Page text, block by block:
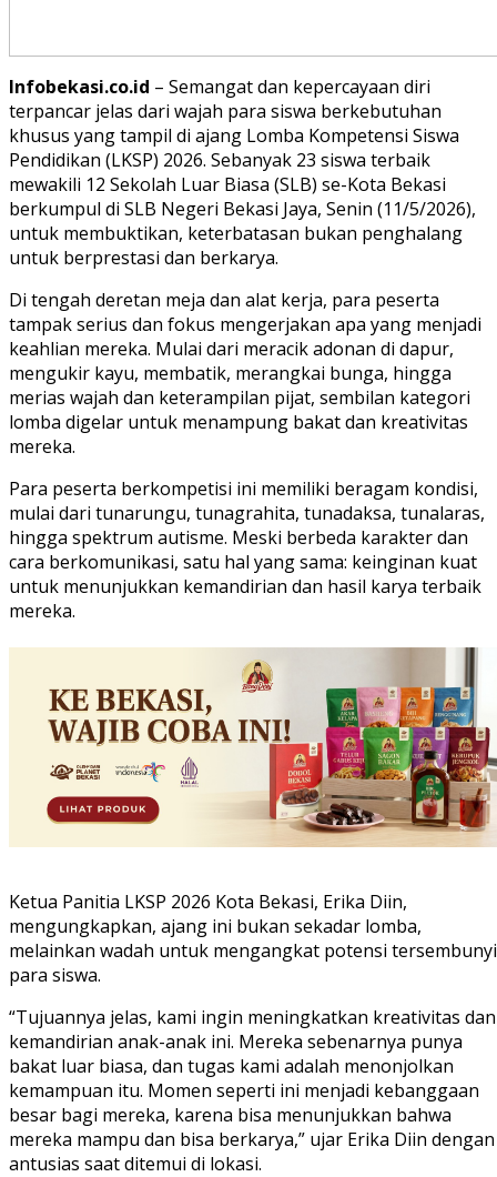
Infobekasi.co.id – Semangat dan kepercayaan diri
terpancar jelas dari wajah para siswa berkebutuhan
khusus yang tampil di ajang Lomba Kompetensi Siswa
Pendidikan (LKSP) 2026. Sebanyak 23 siswa terbaik
mewakili 12 Sekolah Luar Biasa (SLB) se-Kota Bekasi
berkumpul di SLB Negeri Bekasi Jaya, Senin (11/5/2026),
untuk membuktikan, keterbatasan bukan penghalang
untuk berprestasi dan berkarya.
Di tengah deretan meja dan alat kerja, para peserta
tampak serius dan fokus mengerjakan apa yang menjadi
keahlian mereka. Mulai dari meracik adonan di dapur,
mengukir kayu, membatik, merangkai bunga, hingga
merias wajah dan keterampilan pijat, sembilan kategori
lomba digelar untuk menampung bakat dan kreativitas
mereka.
Para peserta berkompetisi ini memiliki beragam kondisi,
mulai dari tunarungu, tunagrahita, tunadaksa, tunalaras,
hingga spektrum autisme. Meski berbeda karakter dan
cara berkomunikasi, satu hal yang sama: keinginan kuat
untuk menunjukkan kemandirian dan hasil karya terbaik
mereka.
Ketua Panitia LKSP 2026 Kota Bekasi, Erika Diin,
mengungkapkan, ajang ini bukan sekadar lomba,
melainkan wadah untuk mengangkat potensi tersembunyi
para siswa.
“Tujuannya jelas, kami ingin meningkatkan kreativitas dan
kemandirian anak-anak ini. Mereka sebenarnya punya
bakat luar biasa, dan tugas kami adalah menonjolkan
kemampuan itu. Momen seperti ini menjadi kebanggaan
besar bagi mereka, karena bisa menunjukkan bahwa
mereka mampu dan bisa berkarya,” ujar Erika Diin dengan
antusias saat ditemui di lokasi.